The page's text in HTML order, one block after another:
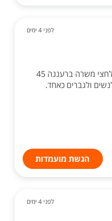
לפני 4 ימים
דרוש פקידה לשירות לקוחות לחצי משרה ברעננה 45
ולגברים כאחד.
הגשת מועמדות
לפני 4 ימים